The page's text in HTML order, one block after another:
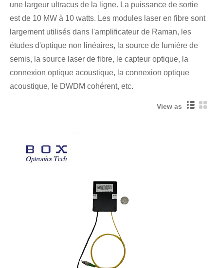
une largeur ultracus de la ligne. La puissance de sortie
est de 10 MW à 10 watts. Les modules laser en fibre sont
largement utilisés dans l'amplificateur de Raman, les
études d'optique non linéaires, la source de lumière de
semis, la source laser de fibre, le capteur optique, la
connexion optique acoustique, la connexion optique
acoustique, le DWDM cohérent, etc.
View as